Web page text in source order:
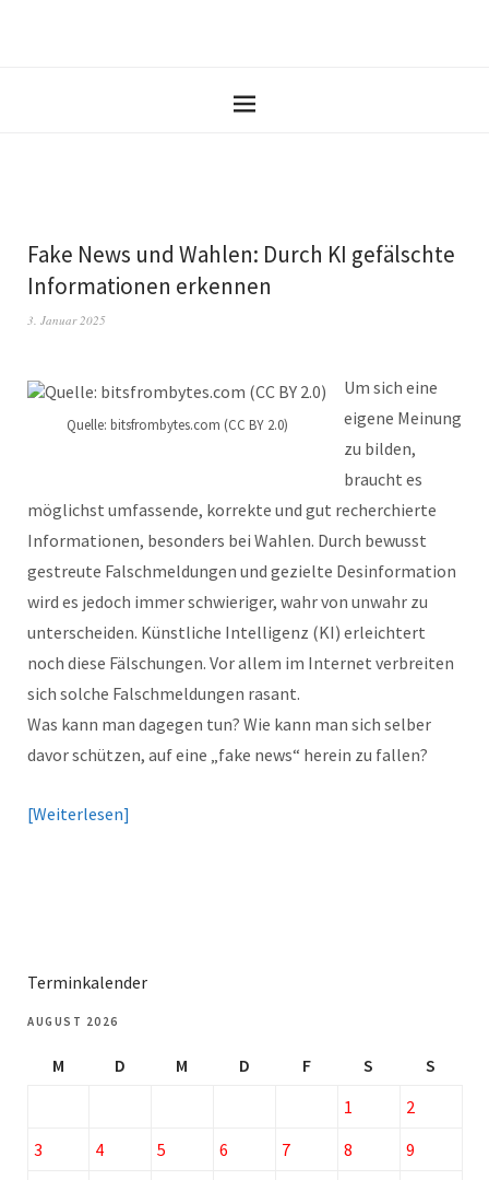
Fake News und Wahlen: Durch KI gefälschte
Informationen erkennen
3. Januar 2025
Quelle: bitsfrombytes.com (CC BY 2.0)
Um sich eine
eigene Meinung
zu bilden,
braucht es
möglichst umfassende, korrekte und gut recherchierte
Informationen, besonders bei Wahlen. Durch bewusst
gestreute Falschmeldungen und gezielte Desinformation
wird es jedoch immer schwieriger, wahr von unwahr zu
unterscheiden. Künstliche Intelligenz (KI) erleichtert
noch diese Fälschungen. Vor allem im Internet verbreiten
sich solche Falschmeldungen rasant.
Was kann man dagegen tun? Wie kann man sich selber
davor schützen, auf eine „fake news“ herein zu fallen?
Weiterlesen
Terminkalender
AUGUST 2026
M D M D F S
S
1
2
3
4 5 6 7 8
9